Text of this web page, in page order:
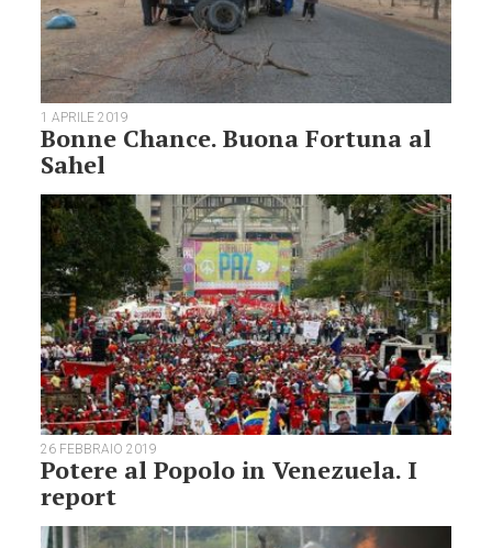
1 APRILE 2019
Bonne Chance. Buona Fortuna al
Sahel
26 FEBBRAIO 2019
Potere al Popolo in Venezuela. I
report